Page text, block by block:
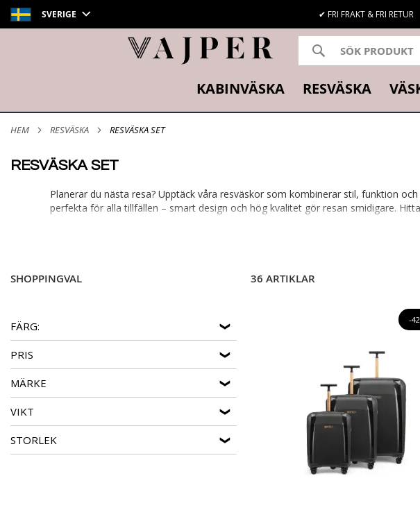
SVERIGE ✔ FRI FRAKT & FRI RETUR
SÖK
SÖK
KABINVÄSKA RESVÄSKA
HEM RESVÄSKA RESVÄSKA SET
RESVÄSKA SET
Planerar du nästa resa? Upptäck våra resväskor som kombinerar stil, funktion
perfekta för alla tillfällen – smart design och hög kvalitet gör resan smidigare.
SHOPPINGVAL
FÄRG:
PRIS
MÄRKE
VIKT
STORLEK
36 ARTIKLAR
-